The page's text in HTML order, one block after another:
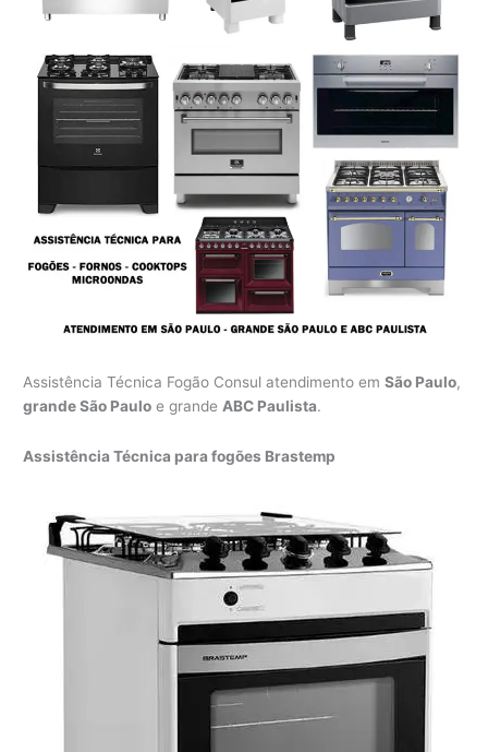
Assistência Técnica Fogão Consul atendimento emSão Paulo,
grande São Paulo e grandeABC Paulista.
Assistência Técnica para fogões Brastemp